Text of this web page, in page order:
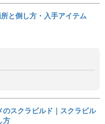
と倒し方・入手アイテム
のスクラビルド｜スクラビル
方